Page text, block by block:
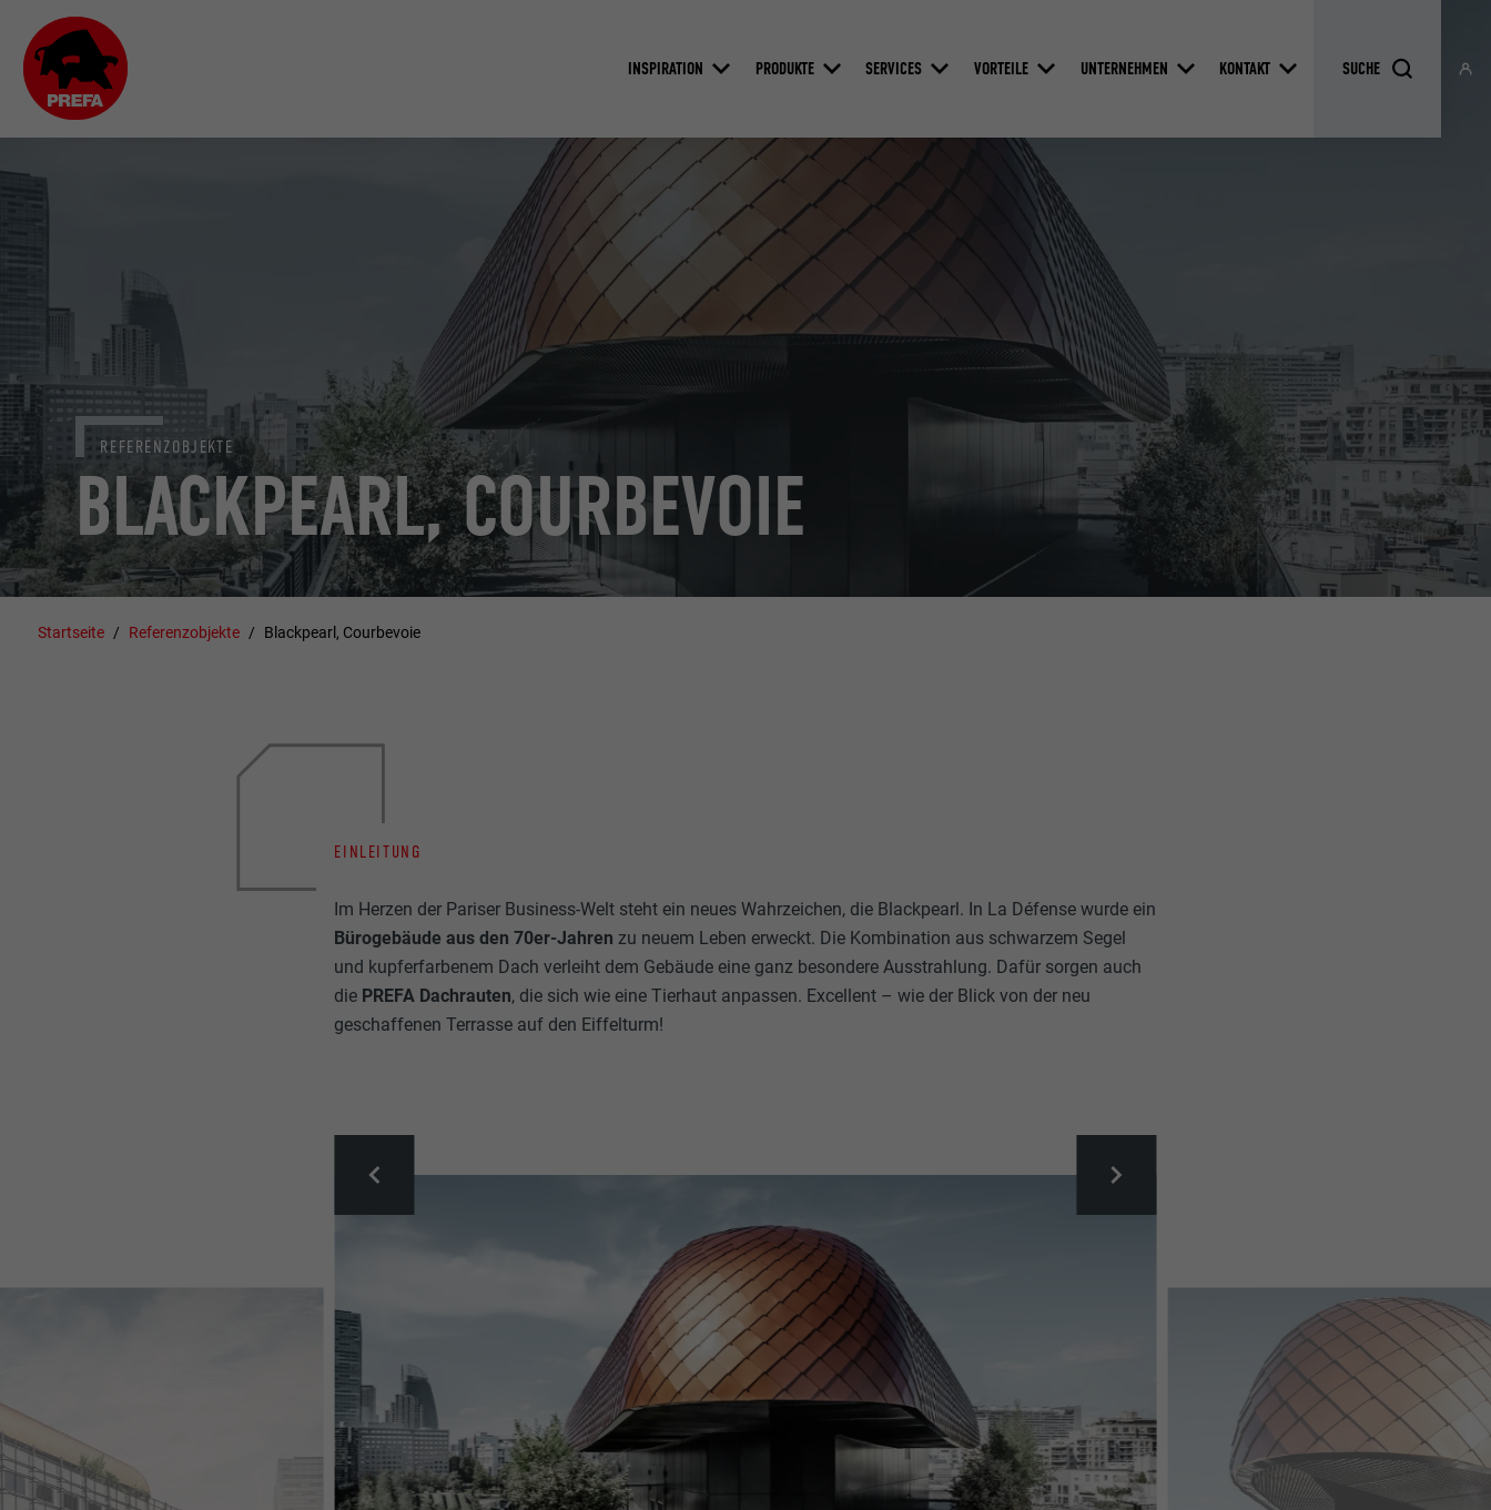
INSPIRATION PRODUKTE SERVICES VORTEILE UNTERNEHMEN KONTAKT
BLACKPEARL, COURBEVOIE
REFERENZOBJEKTE
Startseite Referenzobjekte Blackpearl, Courbevoie
EINLEITUNG
Im Herzen der Pariser Business-Welt steht ein neues Wahrzeichen, die Blackpearl. In La Défense wurde ein
Bürogebäude aus den 70er-Jahren zu neuem Leben erweckt. Die Kombination aus schwarzem Segel
und kupferfarbenem Dach verleiht dem Gebäude eine ganz besondere Ausstrahlung. Dafür sorgen auch
die PREFA Dachrauten, die sich wie eine Tierhaut anpassen. Excellent – wie der Blick von der neu
geschaffenen Terrasse auf den Eiffelturm!